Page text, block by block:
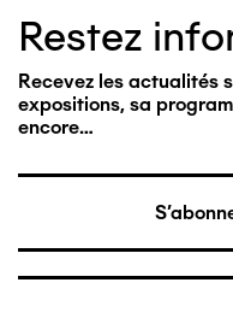
Restez
Recevez les actualités
expositions, sa
encore…